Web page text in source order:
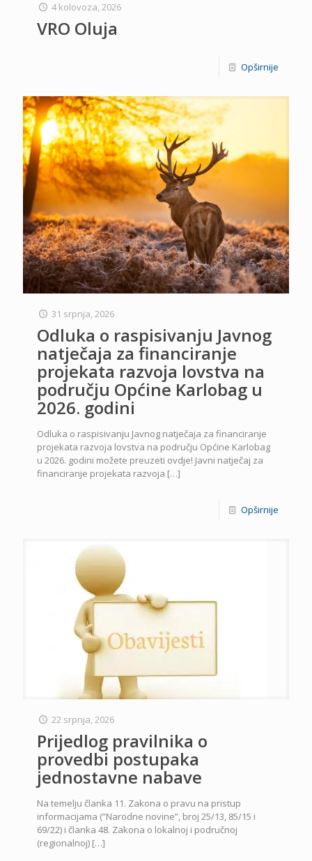
4 kolovoza, 2026
VRO Oluja
Opširnije
31 srpnja, 2026
Odluka o raspisivanju Javnog
natječaja za financiranje
projekata razvoja lovstva na
području Općine Karlobag u
2026. godini
Odluka o raspisivanju Javnog natječaja za financiranje
projekata razvoja lovstva na području Općine Karlobag
u 2026. godini možete preuzeti ovdje! Javni natječaj za
financiranje projekata razvoja […]
Opširnije
22 srpnja, 2026
Prijedlog pravilnika o
provedbi postupaka
jednostavne nabave
Na temelju članka 11. Zakona o pravu na pristup
informacijama (”Narodne novine”, broj 25/13, 85/15 i
69/22) i članka 48. Zakona o lokalnoj i područnoj
(regionalnoj) […]